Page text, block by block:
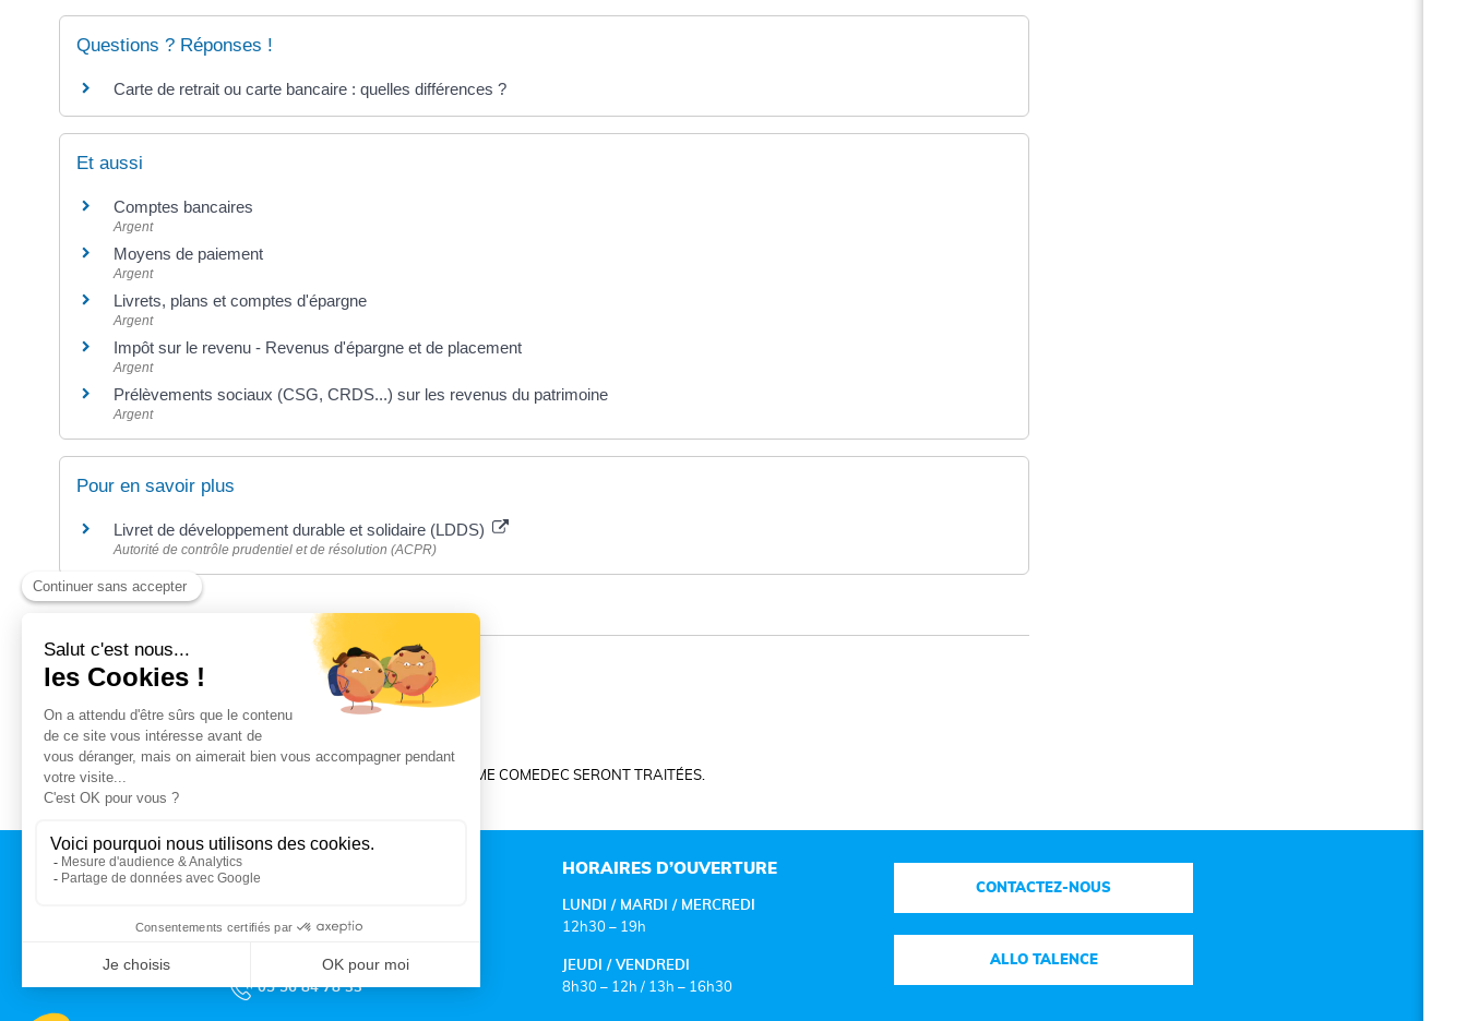
Questions ? Réponses !
Carte de retrait ou carte bancaire : quelles différences ?
Et aussi
Comptes bancaires
Argent
Moyens de paiement
Argent
Livrets, plans et comptes d'épargne
Argent
Impôt sur le revenu - Revenus d'épargne et de placement
Argent
Prélèvements sociaux (CSG, CRDS...) sur les revenus du patrimoine
Argent
Pour en savoir plus
Livret de développement durable et solidaire (LDDS)
Autorité de contrôle prudentiel et de résolution (ACPR)
Direction de l'information légale et administrative
POUR LES NOTAIRES
SEULES LES DEMANDES FAITES AU MOYEN DE LA PLATEFORME COMEDEC SERONT TRAITÉES.
CONTACT
Rue du Professeur Arnozan
05 56 84 78 33
HORAIRES D’OUVERTURE
LUNDI / MARDI / MERCREDI
12h30 – 19h
JEUDI / VENDREDI
8h30 – 12h / 13h – 16h30
CONTACTEZ-NOUS
ALLO TALENCE